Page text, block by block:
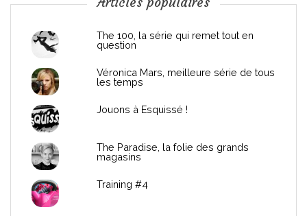
n
The 100, la série qui remet tout en
question
Véronica Mars, meilleure série de tous
les temps
Jouons à Esquissé !
The Paradise, la folie des grands
magasins
Training #4